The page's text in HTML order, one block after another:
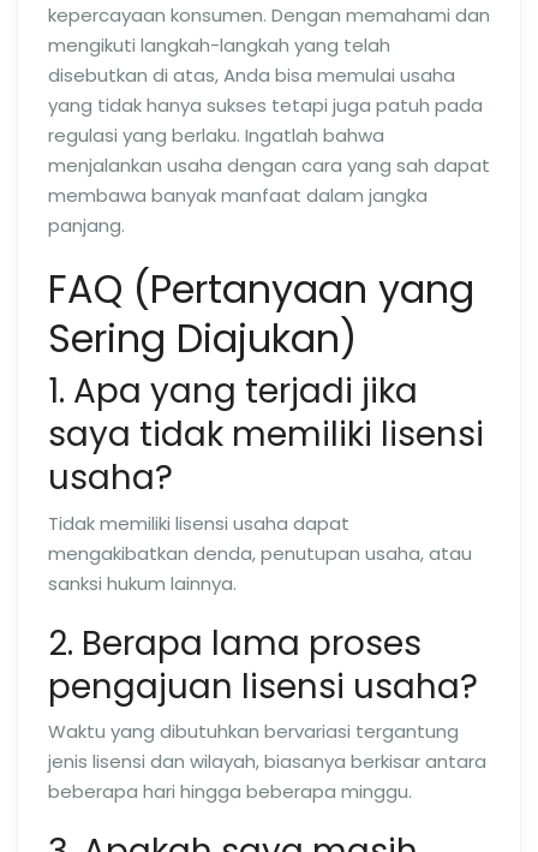
kepercayaan konsumen. Dengan memahami dan
mengikuti langkah-langkah yang telah
disebutkan di atas, Anda bisa memulai usaha
yang tidak hanya sukses tetapi juga patuh pada
regulasi yang berlaku. Ingatlah bahwa
menjalankan usaha dengan cara yang sah dapat
membawa banyak manfaat dalam jangka
panjang.
FAQ (Pertanyaan yang
Sering Diajukan)
1. Apa yang terjadi jika
saya tidak memiliki lisensi
usaha?
Tidak memiliki lisensi usaha dapat
mengakibatkan denda, penutupan usaha, atau
sanksi hukum lainnya.
2. Berapa lama proses
pengajuan lisensi usaha?
Waktu yang dibutuhkan bervariasi tergantung
jenis lisensi dan wilayah, biasanya berkisar antara
beberapa hari hingga beberapa minggu.